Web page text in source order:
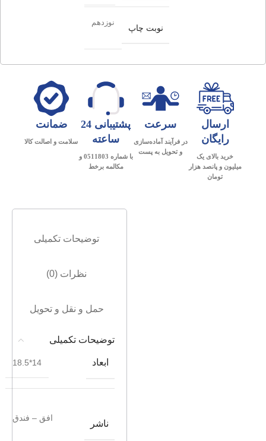
نوبت چاپ
نوزدهم
ارسال
رایگان
خرید بالای یک
میلیون و پانصد هزار
تومان
سرعت
در فرآیند آماده‌سازی
و تحویل به پست
پشتیبانی 24
ساعته
با شماره 0511803 و
مکالمه برخط
ضمانت
سلامت و اصالت کالا
توضیحات تکمیلی
نظرات (0)
حمل و نقل و تحویل
توضیحات تکمیلی
ابعاد 14*18.5
ناشر
افق – فندق